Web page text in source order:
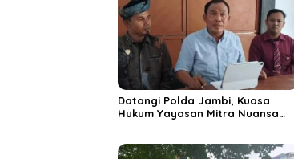
Datangi Polda Jambi, Kuasa
Hukum Yayasan Mitra Nuansa
Yayasan SPG